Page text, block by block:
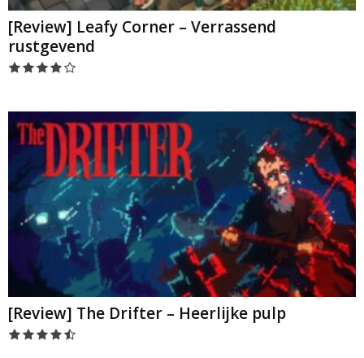
[Review] Leafy Corner – Verrassend
rustgevend
[Review] The Drifter – Heerlijke pulp